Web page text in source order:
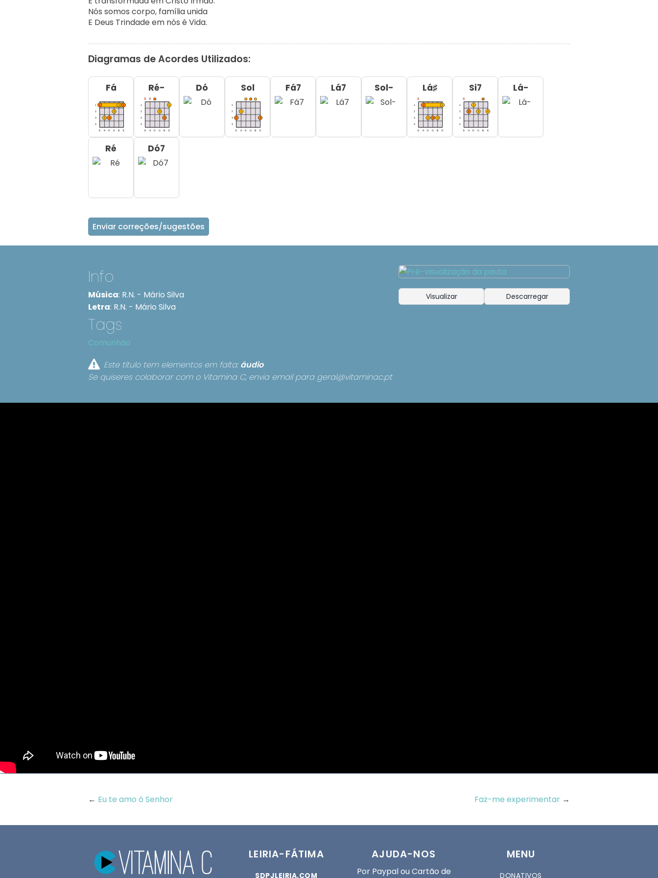
Nós somos corpo, família unida
E Deus Trindade em nós é Vida.
Diagramas de Acordes Utilizados:
Fá Ré- Dó Sol Fá7 Lá7 Sol- Lá♯ Si7 Lá-
Ré Dó7
Enviar correções/sugestões
Info
Música: R.N. - Mário Silva
Letra: R.N. - Mário Silva
Tags
Comunhão
Este título tem elementos em falta:áudio
Se quiseres colaborar com o Vitamina C, envia email para geral@vitaminac.pt
Visualizar Descarregar
← Eu te amo ó Senhor Faz-me experimentar →
LEIRIA-FÁTIMA
SDPJLEIRIA.COM
AJUDA-NOS
Por Paypal ou Cartão de
MENU
DONATIVOS